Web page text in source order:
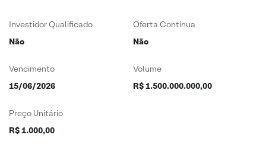
Investidor Qualificado
Não
Oferta Contínua
Não
Vencimento
15/06/2026
Volume
R$ 1.500.000.000,00
Preço Unitário
R$ 1.000,00